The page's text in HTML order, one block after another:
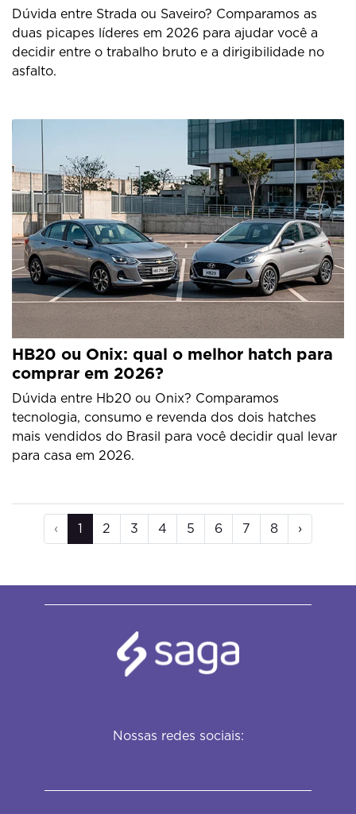
Dúvida entre Strada ou Saveiro? Comparamos as
duas picapes líderes em 2026 para ajudar você a
decidir entre o trabalho bruto e a dirigibilidade no
asfalto.
HB20 ou Onix: qual o melhor hatch para
comprar em 2026?
Dúvida entre Hb20 ou Onix? Comparamos
tecnologia, consumo e revenda dos dois hatches
mais vendidos do Brasil para você decidir qual levar
para casa em 2026.
‹ 1 2 3 4 5 6 7 8 ›
Nossas redes sociais: